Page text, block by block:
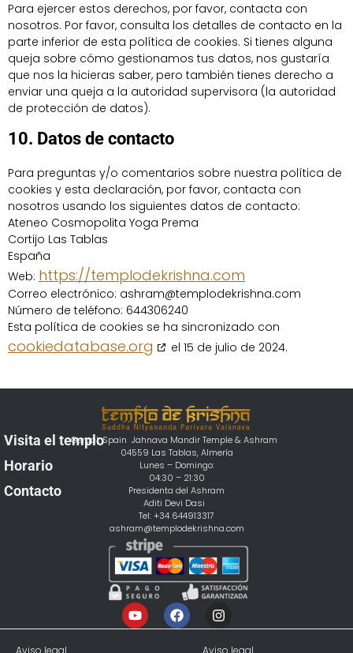
Para ejercer estos derechos, por favor, contacta con
nosotros. Por favor, consulta los detalles de contacto en la
parte inferior de esta política de cookies. Si tienes alguna
queja sobre cómo gestionamos tus datos, nos gustaría
que nos la hicieras saber, pero también tienes derecho a
enviar una queja a la autoridad supervisora (la autoridad
de protección de datos).
10. Datos de contacto
Para preguntas y/o comentarios sobre nuestra política de
cookies y esta declaración, por favor, contacta con
nosotros usando los siguientes datos de contacto:
Ateneo Cosmopolita Yoga Prema
Cortijo Las Tablas
España
Web: https://templodekrishna.com
Correo electrónico: ashram@templodekrishna.com
Número de teléfono: 644306240
Esta política de cookies se ha sincronizado con
cookiedatabase.org el 15 de julio de 2024.
Visita el temploGergal, Spain Jahnava Mandir Temple & Ashram
04559 Las Tablas, Almería
Horario
Lunes – Domingo:
04:30 – 21:30
Contacto
Presidenta del Ashram
Aditi Devi Dasi
Tel: +34 644913317
ashram@templodekrishna.com
Aviso legal Aviso legal